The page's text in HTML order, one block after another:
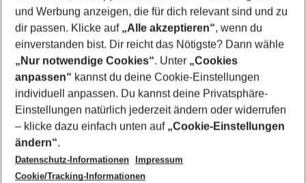
Footer
Footer navigation
Über uns
AGB
Bestpreisgarantie
Cookie-Einstellungen ändern
Agenturbetreuung
Barrierefreies Reisen
Folge uns
und Werbung anzeigen, die für dich relevant sind und zu
dir passen. Klicke auf „Alle akzeptieren“, wenn du
einverstanden bist. Dir reicht das Nötigste? Dann wähle
„Nur notwendige Cookies“. Unter „Cookies
anpassen“ kannst du deine Cookie-Einstellungen
individuell anpassen. Du kannst deine Privatsphäre-
Einstellungen natürlich jederzeit ändern oder widerrufen
– klicke dazu einfach unten auf „Cookie-Einstellungen
ändern“.
Datenschutz-Informationen
Impressum
Cookie/Tracking-Informationen